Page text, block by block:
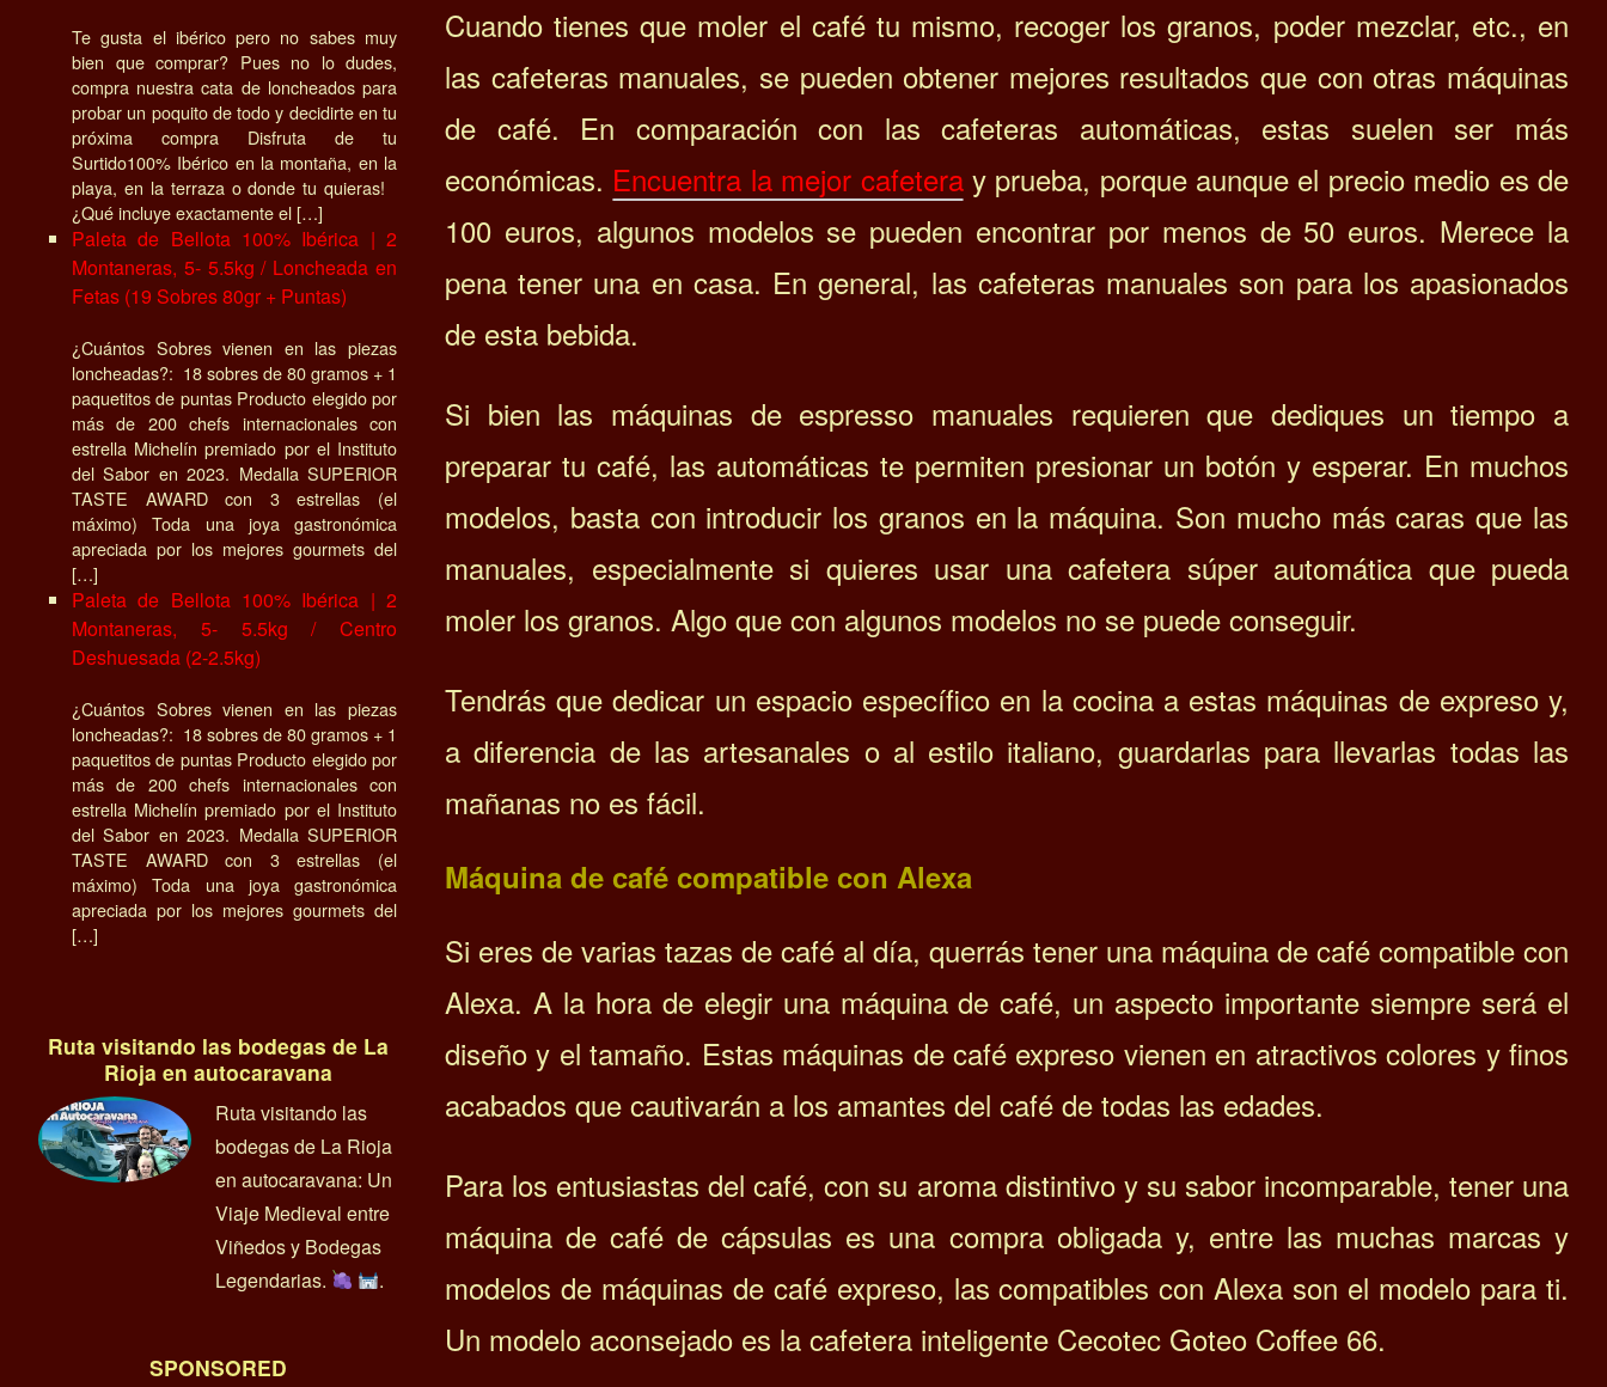
Cuando tienes que moler el café tu mismo, recoger los granos, poder mezclar, etc., en
las cafeteras manuales, se pueden obtener mejores resultados que con otras máquinas
de café. En comparación con las cafeteras automáticas, estas suelen ser más
económicas. Encuentra la mejor cafeteray prueba, porque aunque el precio medio es de
100 euros, algunos modelos se pueden encontrar por menos de 50 euros. Merece la
pena tener una en casa. En general, las cafeteras manuales son para los apasionados
de esta bebida.
Si bien las máquinas de espresso manuales requieren que dediques un tiempo a
preparar tu café, las automáticas te permiten presionar un botón y esperar. En muchos
modelos, basta con introducir los granos en la máquina. Son mucho más caras que las
manuales, especialmente si quieres usar una cafetera súper automática que pueda
moler los granos. Algo que con algunos modelos no se puede conseguir.
Tendrás que dedicar un espacio específico en la cocina a estas máquinas de expreso y,
a diferencia de las artesanales o al estilo italiano, guardarlas para llevarlas todas las
mañanas no es fácil.
Máquina de café compatible con Alexa
Si eres de varias tazas de café al día, querrás tener una máquina de café compatible con
Alexa. A la hora de elegir una máquina de café, un aspecto importante siempre será el
diseño y el tamaño. Estas máquinas de café expreso vienen en atractivos colores y finos
acabados que cautivarán a los amantes del café de todas las edades.
Para los entusiastas del café, con su aroma distintivo y su sabor incomparable, tener una
máquina de café de cápsulas es una compra obligada y, entre las muchas marcas y
modelos de máquinas de café expreso, las compatibles con Alexa son el modelo para ti.
Un modelo aconsejado es la cafetera inteligente Cecotec Goteo Coffee 66.
Te gusta el ibérico pero no sabes muy
bien que comprar? Pues no lo dudes,
compra nuestra cata de loncheados para
probar un poquito de todo y decidirte en tu
próxima compra Disfruta de tu
Surtido100% Ibérico en la montaña, en la
playa, en la terraza o donde tu quieras!
¿Qué incluye exactamente el […]
Paleta de Bellota 100% Ibérica | 2
Montaneras, 5- 5.5kg / Loncheada en
Fetas (19 Sobres 80gr + Puntas)
¿Cuántos Sobres vienen en las piezas
loncheadas?: 18 sobres de 80 gramos + 1
paquetitos de puntas Producto elegido por
más de 200 chefs internacionales con
estrella Michelín premiado por el Instituto
del Sabor en 2023. Medalla SUPERIOR
TASTE AWARD con 3 estrellas (el
máximo) Toda una joya gastronómica
apreciada por los mejores gourmets del
[…]
Paleta de Bellota 100% Ibérica | 2
Montaneras, 5- 5.5kg / Centro
Deshuesada (2-2.5kg)
¿Cuántos Sobres vienen en las piezas
loncheadas?: 18 sobres de 80 gramos + 1
paquetitos de puntas Producto elegido por
más de 200 chefs internacionales con
estrella Michelín premiado por el Instituto
del Sabor en 2023. Medalla SUPERIOR
TASTE AWARD con 3 estrellas (el
máximo) Toda una joya gastronómica
apreciada por los mejores gourmets del
[…]
Ruta visitando las bodegas de La
Rioja en autocaravana
Ruta visitando las
bodegas de La Rioja
en autocaravana: Un
Viaje Medieval entre
Viñedos y Bodegas
Legendarias.
.
SPONSORED